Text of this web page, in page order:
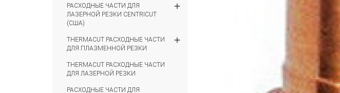
РАСХОДНЫЕ ЧАСТИ ДЛЯ
ЛАЗЕРНОЙ РЕЗКИ CENTRICUT
(США)
add
THERMACUT РАСХОДНЫЕ ЧАСТИ
ДЛЯ ПЛАЗМЕННОЙ РЕЗКИ
add
THERMACUT РАСХОДНЫЕ ЧАСТИ
ДЛЯ ЛАЗЕРНОЙ РЕЗКИ
РАСХОДНЫЕ ЧАСТИ ДЛЯ